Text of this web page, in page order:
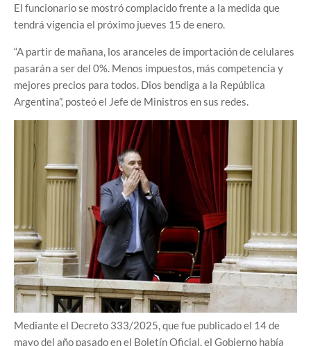
El funcionario se mostró complacido frente a la medida que
tendrá vigencia el próximo jueves 15 de enero.
“A partir de mañana, los aranceles de importación de celulares
pasarán a ser del 0%. Menos impuestos, más competencia y
mejores precios para todos. Dios bendiga a la República
Argentina”, posteó el Jefe de Ministros en sus redes.
Mediante el Decreto 333/2025, que fue publicado el 14 de
mayo del año pasado en el Boletín Oficial, el Gobierno había